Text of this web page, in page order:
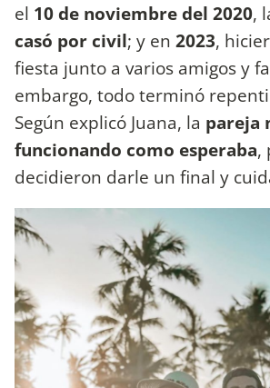
el 10 de noviembre del 2020,
casó por civil; y en 2023,
fiesta junto a varios amigos y
embargo, todo terminó
Según explicó Juana, la pareja
funcionando como esperaba,
decidieron darle un final y